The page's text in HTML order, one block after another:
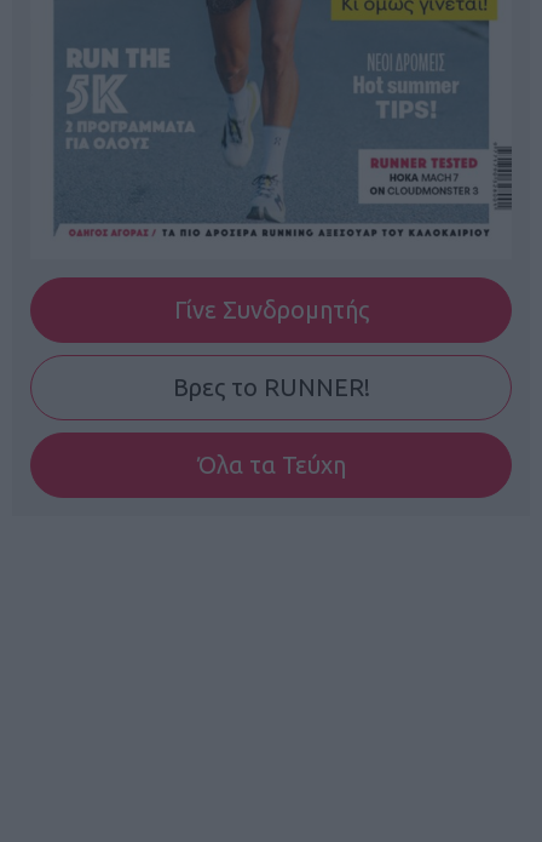
Γίνε Συνδρομητής
Βρες το RUNNER!
Όλα τα Τεύχη